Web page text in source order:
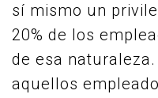
sí mismo un
20% de los
de esa
aquellos